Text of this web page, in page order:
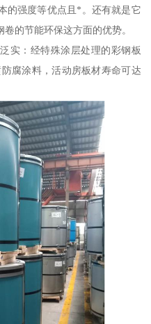
的强度等优点且*。还有就是它
的节能环保这方面的优势。
实：经特殊涂层处理的彩钢板
腐涂料，活动房板材寿命可达